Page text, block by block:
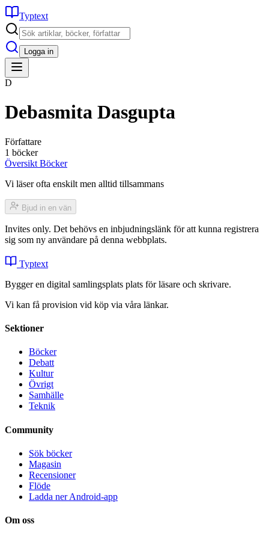
Typtext
Logga in
D
Debasmita Dasgupta
Författare
1 böcker
Översikt Böcker
Vi läser ofta enskilt men alltid tillsammans
Bjud in en vän
Invites only. Det behövs en inbjudningslänk för att kunna registrera
sig som ny användare på denna webbplats.
Typtext
Bygger en digital samlingsplats plats för läsare och skrivare.
Vi kan få provision vid köp via våra länkar.
Sektioner
Böcker
Debatt
Kultur
Övrigt
Samhälle
Teknik
Community
Sök böcker
Magasin
Recensioner
Flöde
Ladda ner Android-app
Om oss